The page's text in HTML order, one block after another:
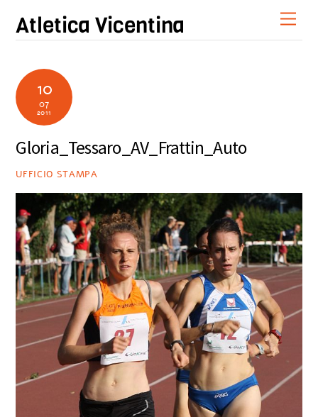
content
Atletica Vicentina
10
07
2011
Gloria_Tessaro_AV_Frattin_Auto
UFFICIO STAMPA